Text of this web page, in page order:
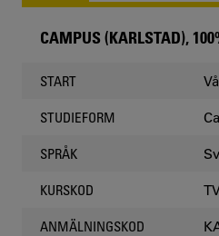
CHOOSE
CAMPUS (KARLSTAD),
START
STUDIEFORM
SPRÅK
KURSKOD
ANMÄLNINGSKOD